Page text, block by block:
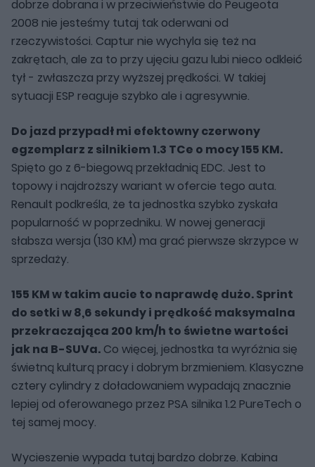
dobrze dobrana i w przeciwieństwie do Peugeota
2008 nie jesteśmy tutaj tak oderwani od
rzeczywistości. Captur nie wychyla się też na
zakrętach, ale za to przy ujęciu gazu lubi nieco odkleić
tył - zwłaszcza przy wyższej prędkości. W takiej
sytuacji ESP reaguje szybko ale i agresywnie.
Do jazd przypadł mi efektowny czerwony
egzemplarz z silnikiem 1.3 TCe o mocy 155 KM.
Spięto go z 6-biegową przekładnią EDC. Jest to
topowy i najdroższy wariant w ofercie tego auta.
Renault podkreśla, że ta jednostka szybko zyskała
popularność w poprzedniku. W nowej generacji
słabsza wersja (130 KM) ma grać pierwsze skrzypce w
sprzedaży.
155 KM w takim aucie to naprawdę dużo. Sprint
do setki w 8,6 sekundy i prędkość maksymalna
przekraczająca 200 km/h to świetne wartości
jak na B-SUVa. Co więcej, jednostka ta wyróżnia się
świetną kulturą pracy i dobrym brzmieniem. Klasyczne
cztery cylindry z doładowaniem wypadają znacznie
lepiej od oferowanego przez PSA silnika 1.2 PureTech o
tej samej mocy.
Wycieszenie wypada tutaj bardzo dobrze. Kabina